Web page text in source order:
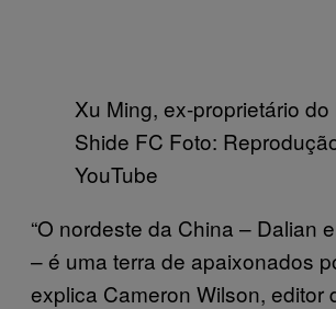
Xu Ming, ex-proprietário do
Shide FC Foto:
YouTube
“O nordeste da China – Dalian
– é uma terra de apaixonados
explica Cameron Wilson, editor